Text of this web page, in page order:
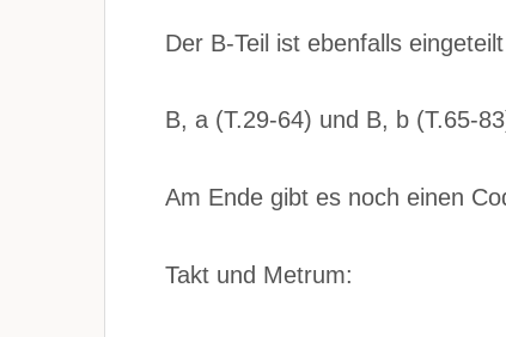
Der B-Teil ist ebenfalls
B, a (T.29-64) und B, b (T.65-
Am Ende gibt es noch einen
Takt und Metrum: